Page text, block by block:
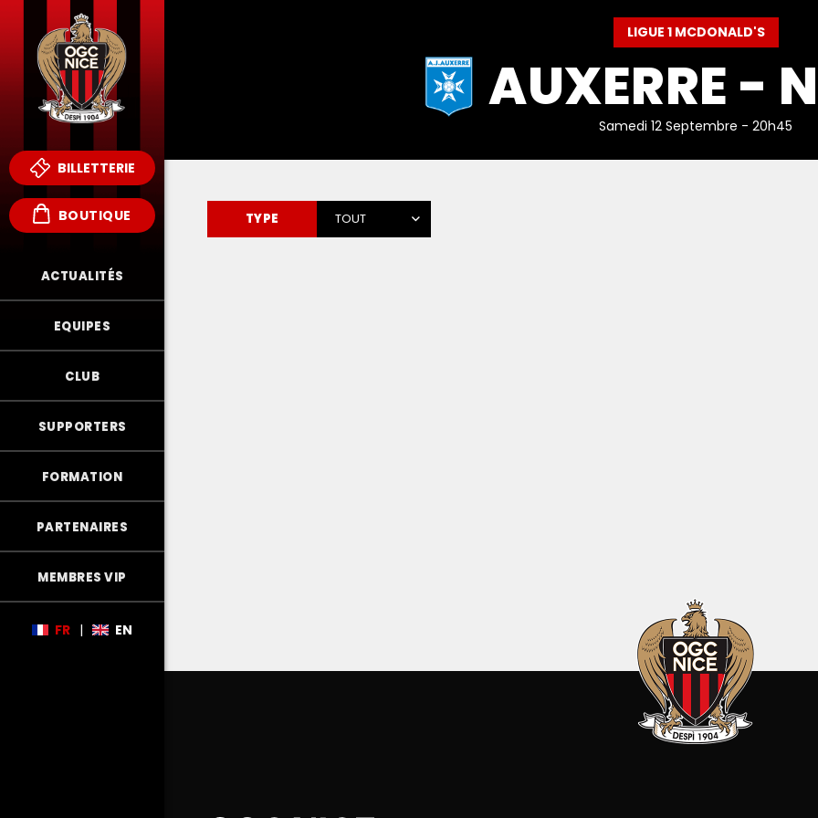
BILLETTERIE
BOUTIQUE
ACTUALITÉS
EQUIPES
CLUB
SUPPORTERS
FORMATION
PARTENAIRES
MEMBRES VIP
FR | EN
LIGUE 1 MCDONALD'S
AUXERRE -
Samedi 12 Septembre - 20h45
TYPE TOUT